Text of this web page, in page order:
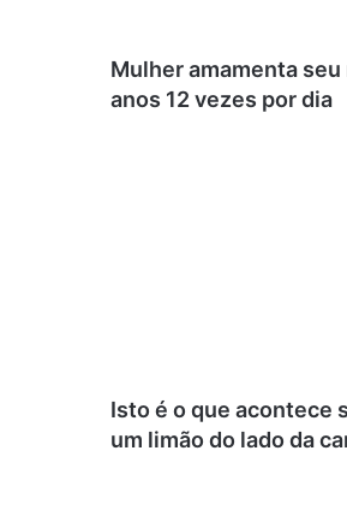
Mulher amamenta
anos 12 vezes por dia
Isto é o que acontece
um limão do lado da